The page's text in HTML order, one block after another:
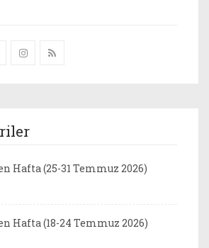
Hafta (25-31 Temmuz 2026)
Hafta (18-24 Temmuz 2026)